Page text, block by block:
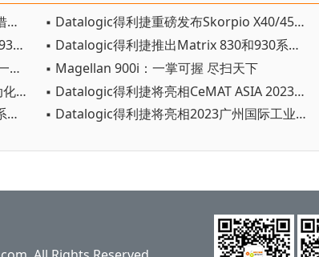
▪ 得利捷全新Joya Smart手持终端系列凭借卓越设计荣获2026年红点设计奖
▪ Datalogic得利捷重磅发布Skorpio X40/45与Falcon X60/65：新一代移动数据终端全面赋能高强度智能仓储
▪ 欧洲快递行业巨头部署全新Matrix 830/930系统以应对高吞吐量业务
▪ Datalogic得利捷推出Matrix 830和930系列：智简合一，高效吞吐
▪ Datalogic将以新一代集“智、速、绿”为一体的单窗扫描平台Magellan™ 3600VSi和3700HSi重新定义POS端解决方案
▪ Magellan 900i：一掌可握 尽扫天下
▪ Datalogic将亮相2024广州国际工业自动化技术及装备展览会
▪ Datalogic得利捷将亮相CeMAT ASIA 2023亚洲国际物流技术与运输系统展览会
▪ 得利捷推出 PowerScan9600 自动焦距系列，为手持式扫码枪确立新标准
▪ Datalogic得利捷将亮相2023广州国际工业自动化技术及装备展览会